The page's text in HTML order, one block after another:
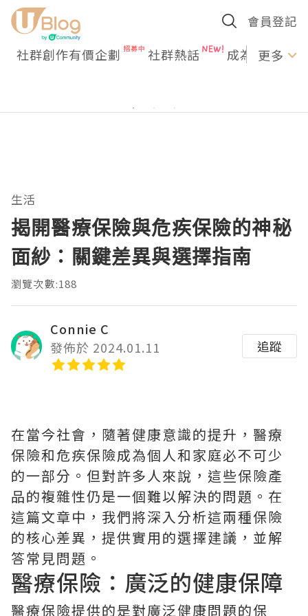
會員登記
社群創作有價企劃 社群熱話 成為U更多
生活
揭開醫療保險與危疾保險的神秘
面紗：關鍵差異與選擇指南
瀏覽次數:188
Connie C
發佈於 2024.01.11
追蹤
在當今社會，隨著健康意識的提升，醫療
保險和危疾保險成為個人和家庭必不可少
的一部分。但對許多人來說，這些保險產
品的複雜性仍是一個難以解決的問題。在
這篇文章中，我們將深入分析這兩種保險
的核心差異，提供實用的選擇建議，並解
答常見問題。
醫療保險：廣泛的健康保障
醫療保險提供的是對廣泛健康問題的保